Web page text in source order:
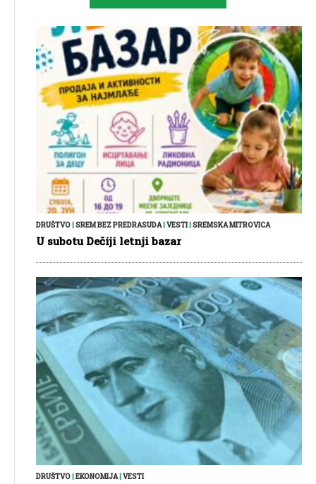
DRUŠTVO SREM BEZ PREDRASUDA| VESTI| SREMSKA MITROVICA
U subotu Dečiji letnji bazar
DRUŠTVO|EKONOMIJA|VESTI